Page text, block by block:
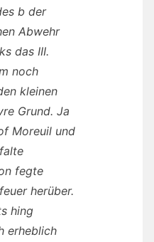
b der
Abwehr
das III.
noch
kleinen
Grund. Ja
Moreuil und
fegte
herüber.
hing
erheblich